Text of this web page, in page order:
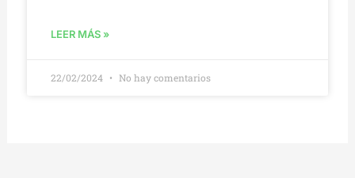
LEER MÁS »
22/02/2024 No hay comentarios